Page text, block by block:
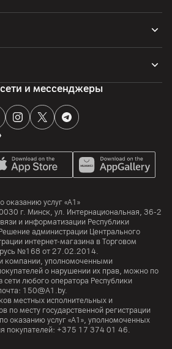
и мессенджеры
оказанию услуг «А1»
г. Минск, ул. Интернациональная, 36-2
и информатизации Республики
администрации Центрального
интернет-магазина в Торговом
№168 от 27.02.2014.
компании, уполномоченными
о нарушении их прав, можно по
сети любого оператора Республики
150@A1.by.
местных исполнительных и
по месту государственной регистрации
оказанию услуг «А1», уполномоченных
покупателей: +375 17 374 01 46.